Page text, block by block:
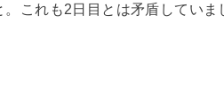
これも2日目とは矛盾していま